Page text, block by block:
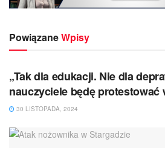
PowiązaneWpisy
KRAJ
„Tak dla edukacji. Nie dla
nauczyciele będę protestować
30 LISTOPADA, 2024